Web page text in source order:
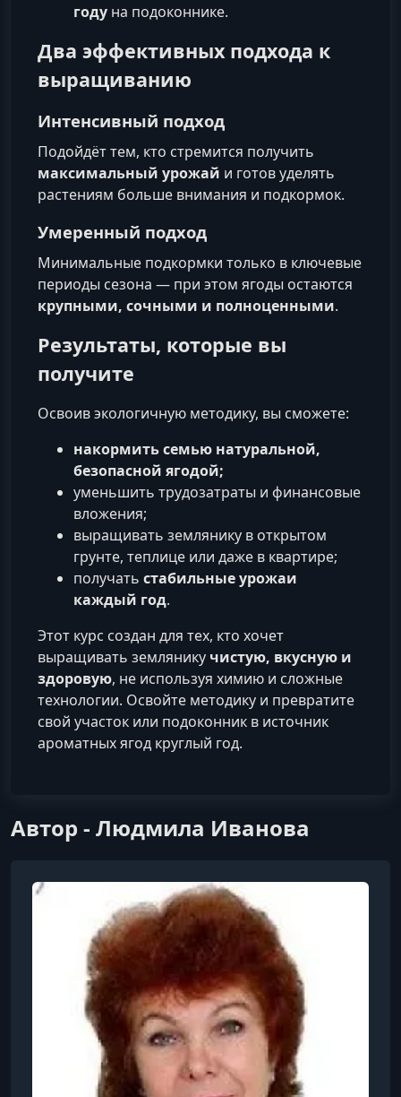
году на подоконнике.
Два эффективных подхода к
выращиванию
Интенсивный подход
Подойдёт тем, кто стремится получить
максимальный урожай и готов уделять
растениям больше внимания и подкормок.
Умеренный подход
Минимальные подкормки только в ключевые
периоды сезона — при этом ягоды остаются
крупными, сочными и полноценными.
Результаты, которые вы
получите
Освоив экологичную методику, вы сможете:
накормить семью натуральной,
безопасной ягодой;
уменьшить трудозатраты и финансовые
вложения;
выращивать землянику в открытом
грунте, теплице или даже в квартире;
получать стабильные урожаи
каждый год.
Этот курс создан для тех, кто хочет
выращивать землянику чистую, вкусную и
здоровую, не используя химию и сложные
технологии. Освойте методику и превратите
свой участок или подоконник в источник
ароматных ягод круглый год.
Автор - Людмила Иванова